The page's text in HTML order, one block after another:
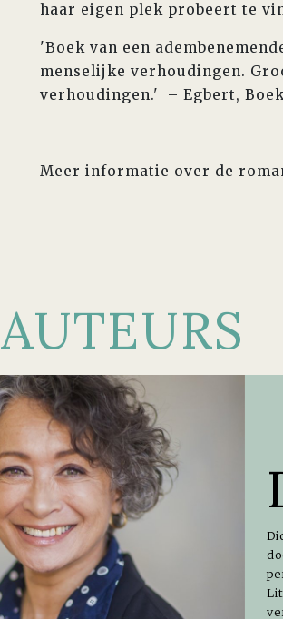
haar eigen plek probeert te
'Boek van een
menselijke verhoudingen.
verhoudingen.' – Egbert,
Meer informatie over de
AUTEURS